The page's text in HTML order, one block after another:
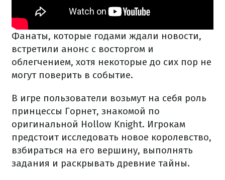
Фанаты, которые годами ждали новости,
встретили анонс с восторгом и
облегчением, хотя некоторые до сих пор не
могут поверить в событие.
В игре пользователи возьмут на себя роль
принцессы Горнет, знакомой по
оригинальной Hollow Knight. Игрокам
предстоит исследовать новое королевство,
взбираться на его вершину, выполнять
задания и раскрывать древние тайны.